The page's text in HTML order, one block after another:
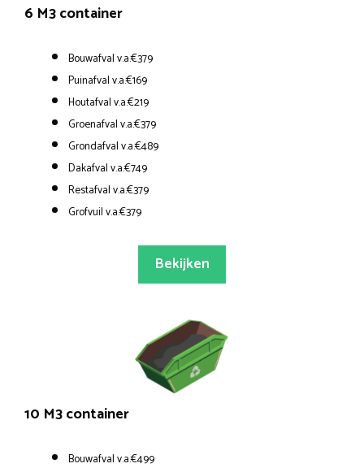
6 M3 container
Bouwafval v.a.€379
Puinafval v.a.€169
Houtafval v.a.€219
Groenafval v.a.€379
Grondafval v.a.€489
Dakafval v.a.€749
Restafval v.a.€379
Grofvuil v.a.€379
Bekijken
10 M3 container
Bouwafval v.a.€499